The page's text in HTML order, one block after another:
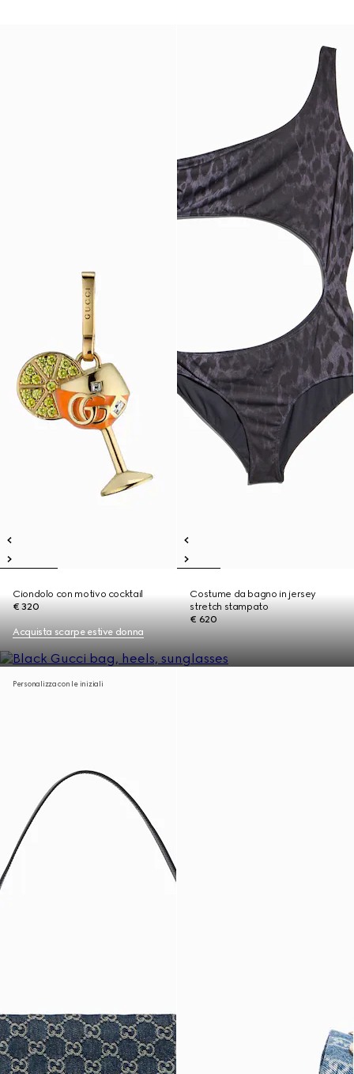
Ciondolo con motivo cocktail
€ 320
Costume da bagno in jersey
stretch stampato
€ 620
Acquista scarpe estive donna
Personalizza con le iniziali